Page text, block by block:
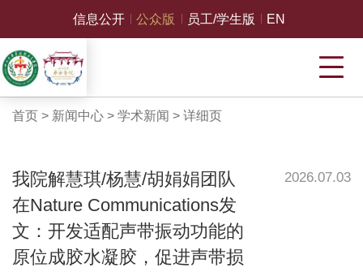
信息公开 公众版 员工/学生版 EN
首页 > 新闻中心> 学术新闻 > 详细页
我院解慧琪/杨慧/胡娟娟团队
在Nature Communications发
文：开发适配声带振动功能的
原位成胶水凝胶，促进声带损
2026.07.03